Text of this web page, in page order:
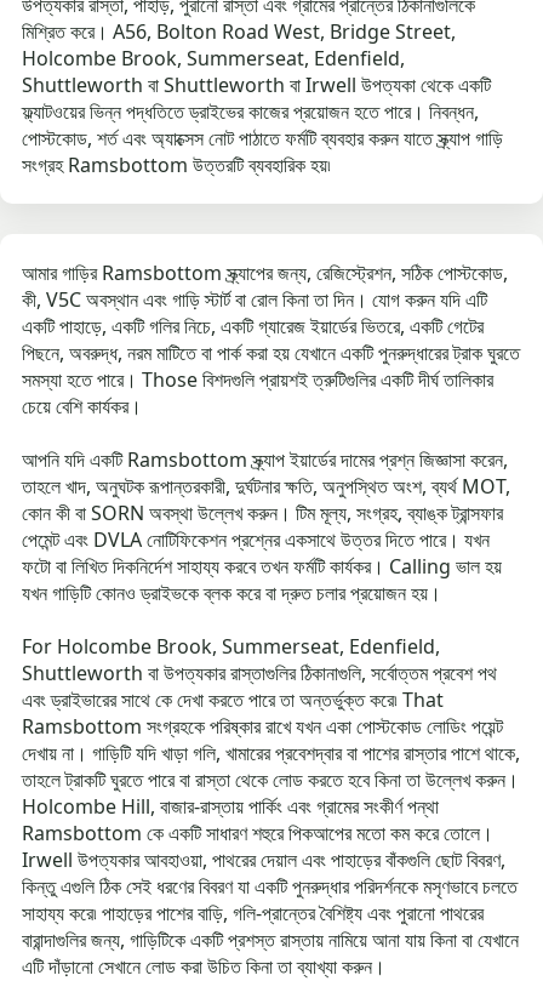
মিশ্রিত করে। A56, Bolton Road West, Bridge Street,
Holcombe Brook, Summerseat, Edenfield,
Shuttleworth বা Shuttleworth বা Irwell উপত্যকা থেকে একটি
ফ্ল্যাটওয়ের ভিন্ন পদ্ধতিতে ড্রাইভের কাজের প্রয়োজন হতে পারে। নিবন্ধন,
পোস্টকোড, শর্ত এবং অ্যাক্সেস নোট পাঠাতে ফর্মটি ব্যবহার করুন যাতে স্ক্র্যাপ গাড়ি
সংগ্রহ Ramsbottom উত্তরটি ব্যবহারিক হয়৷
আমার গাড়ির Ramsbottom স্ক্র্যাপের জন্য, রেজিস্ট্রেশন, সঠিক পোস্টকোড,
কী, V5C অবস্থান এবং গাড়ি স্টার্ট বা রোল কিনা তা দিন। যোগ করুন যদি এটি
একটি পাহাড়ে, একটি গলির নিচে, একটি গ্যারেজ ইয়ার্ডের ভিতরে, একটি গেটের
পিছনে, অবরুদ্ধ, নরম মাটিতে বা পার্ক করা হয় যেখানে একটি পুনরুদ্ধারের ট্রাক ঘুরতে
সমস্যা হতে পারে। Those বিশদগুলি প্রায়শই ত্রুটিগুলির একটি দীর্ঘ তালিকার
চেয়ে বেশি কার্যকর।
আপনি যদি একটি Ramsbottom স্ক্র্যাপ ইয়ার্ডের দামের প্রশ্ন জিজ্ঞাসা করেন,
তাহলে খাদ, অনুঘটক রূপান্তরকারী, দুর্ঘটনার ক্ষতি, অনুপস্থিত অংশ, ব্যর্থ MOT,
কোন কী বা SORN অবস্থা উল্লেখ করুন। টিম মূল্য, সংগ্রহ, ব্যাঙ্ক ট্রান্সফার
পেমেন্ট এবং DVLA নোটিফিকেশন প্রশ্নের একসাথে উত্তর দিতে পারে। যখন
ফটো বা লিখিত দিকনির্দেশ সাহায্য করবে তখন ফর্মটি কার্যকর। Calling ভাল হয়
যখন গাড়িটি কোনও ড্রাইভকে ব্লক করে বা দ্রুত চলার প্রয়োজন হয়।
For Holcombe Brook, Summerseat, Edenfield,
Shuttleworth বা উপত্যকার রাস্তাগুলির ঠিকানাগুলি, সর্বোত্তম প্রবেশ পথ
এবং ড্রাইভারের সাথে কে দেখা করতে পারে তা অন্তর্ভুক্ত করে৷ That
Ramsbottom সংগ্রহকে পরিষ্কার রাখে যখন একা পোস্টকোড লোডিং পয়েন্ট
দেখায় না। গাড়িটি যদি খাড়া গলি, খামারের প্রবেশদ্বার বা পাশের রাস্তার পাশে থাকে,
তাহলে ট্রাকটি ঘুরতে পারে বা রাস্তা থেকে লোড করতে হবে কিনা তা উল্লেখ করুন।
Holcombe Hill, বাজার-রাস্তায় পার্কিং এবং গ্রামের সংকীর্ণ পন্থা
Ramsbottom কে একটি সাধারণ শহুরে পিকআপের মতো কম করে তোলে।
Irwell উপত্যকার আবহাওয়া, পাথরের দেয়াল এবং পাহাড়ের বাঁকগুলি ছোট বিবরণ,
কিন্তু এগুলি ঠিক সেই ধরণের বিবরণ যা একটি পুনরুদ্ধার পরিদর্শনকে মসৃণভাবে চলতে
সাহায্য করে৷ পাহাড়ের পাশের বাড়ি, গলি-প্রান্তের বৈশিষ্ট্য এবং পুরানো পাথরের
বারান্দাগুলির জন্য, গাড়িটিকে একটি প্রশস্ত রাস্তায় নামিয়ে আনা যায় কিনা বা যেখানে
এটি দাঁড়ানো সেখানে লোড করা উচিত কিনা তা ব্যাখ্যা করুন।